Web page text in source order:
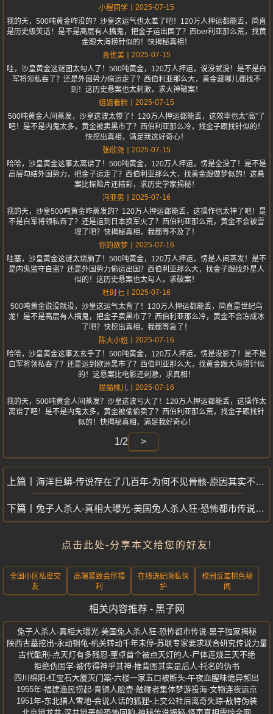
小程同学
2025-07-15
我的天，500吨黄金咋没的？沙皇这运气也太差了吧！120万人押运都能丢，简直
是历史级笑话！是不是高层有人搞鬼，把金子运出国了？西ber利亚那么荒，找黄
金跟大海捞针似的！快揭秘真相！
真优美
2025-07-15
哇，沙皇黄金这谜团太勾人了！500吨黄金，120万人押运，说没就没！是不是白
军将领私吞了？还是外国势力偷运走了？西伯利亚那么大，黄金藏哪儿都找不
到！这历史悬案也太刺激，求大神破案！
姐姐看脸
2025-07-15
500吨黄金人间蒸发，沙皇这波太惨了！120万人押运都能丢，这效率也太“高”了
吧！是不是内鬼太多，黄金被卖黑市了？西伯利亚那么冷，找金子跟找针似的！
快挖出真相，满足我这好奇心！
张欣尧
2025-07-15
哈哈，沙皇黄金这事太离谱了！500吨黄金，120万人押运，愣是全没了！是不是
高层勾结外国势力，把金子运走了？西伯利亚那么大，找黄金跟做梦似的！这悬
案比探险片还精彩，求历史学家揭秘！
冯亚男
2025-07-16
我的天，沙皇500吨黄金咋蒸发的？120万人押运都能丢，这操作也太神了吧！是
不是白军将领私吞了？还是运到日本换军火了？西伯利亚那么荒，黄金不会被雪
埋了吧？快揭秘真相，我都等不及了！
你的欲梦
2025-07-16
哇塞，沙皇黄金这谜太烧脑了！500吨黄金，120万人押运，愣是人间蒸发！是不
是内鬼监守自盗？还是外国势力偷运出国？西伯利亚那么大，找金子跟找外星人
似的！这历史悬案也太勾人，求破案！
杜时七
2025-07-16
500吨黄金说没就没，沙皇这运气太背了！120万人押运都能丢，简直是世纪乌
龙！是不是高层有人搞鬼，把金子卖黑市了？西伯利亚那么冷，黄金不会冻成冰
了吧？快挖出真相，我都等急了！
陈大小姐
2025-07-16
哈哈，沙皇黄金这事太玄乎了！500吨黄金，120万人押运，愣是没影了！是不是
白军将领私吞了？还是运到欧洲黑市了？西伯利亚那么大，找黄金跟大海捞针似
的！这悬案比电影还刺激，求真相！
猫猫桃儿
2025-07-16
我的天，500吨黄金人间蒸发？沙皇这波亏大了！120万人押运都能丢，这操作太
离谱了吧！是不是内鬼太多，黄金被偷偷卖了？西伯利亚那么荒，找金子跟找针
似的！快揭秘真相，满足我好奇心！
1/2 >
海洋巨蟒-传说存在了几百年-为何不见骨骸-原因其实不简单
兔子人杀人-真相大曝光-美国兔人杀人狂-恐怖都市传说-黑子独家揭秘
点击此处-分享本文给您的好友!
全国小区私密交
友
高端紧致会所福
利
在线选妃隐私保
护
校园反差桃色秘
闻
相关内容推荐 - 黑子网
兔子人杀人-真相大曝光-美国兔人杀人狂-恐怖都市传说-黑子独家揭秘
陕西古墓挖出-永动铜龟-机关转动千年未停-苏联专家要求联合研究传说力量
古代酷刑-点天灯有多残忍-董卓首个被点天灯的人-尸体连烧三天不绝
拒绝伪国学-被传得神乎其神-推背图其实是后人-托名的伪书
四川绵阳-红宝石大厦灭门案-六楼一家五口被断头-午夜血腥味诡异频出
1955年-福建渔民捞起-青铜人脸壶-触碰者集体梦游投海-文物连夜运京
1951年-东北猎人雪地-会说人话的狐狸-上交公社后离奇失踪-敌特伪装